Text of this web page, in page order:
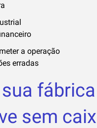
a operação
erradas
fábrica
sem